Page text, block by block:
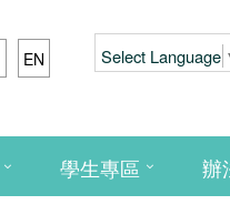
EN Select Language
學生專區 辦